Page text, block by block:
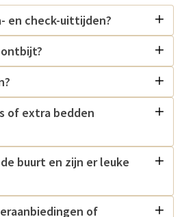
en check-uittijden?
of extra bedden
buurt en zijn er leuke
of